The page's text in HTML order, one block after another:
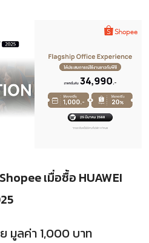
เมื่อซื้อ HUAWEI
มูลค่า 1,000 บาท